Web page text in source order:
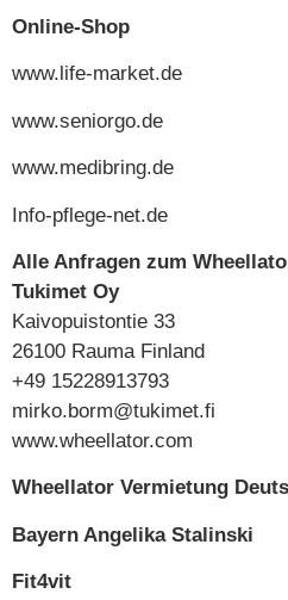
Online-Shop
www.life-market.de
www.seniorgo.de
www.medibring.de
Info-pflege-net.de
Alle Anfragen zum
Tukimet Oy
Kaivopuistontie 33
26100 Rauma Finland
+49 15228913793
mirko.borm@tukimet.fi
www.wheellator.com
Wheellator Vermietung
Bayern Angelika Stalinski
Fit4vit